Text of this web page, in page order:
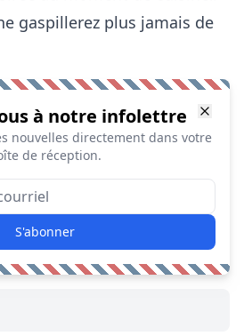
gaspillerez plus jamais de
à notre infolettre
nouvelles directement dans votre
de réception.
S'abonner